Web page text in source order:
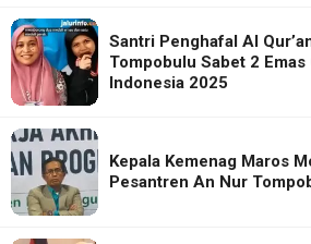
Santri Penghafal Al
Tompobulu Sabet 2
Indonesia 2025
Kepala Kemenag Maros
Pesantren An Nur